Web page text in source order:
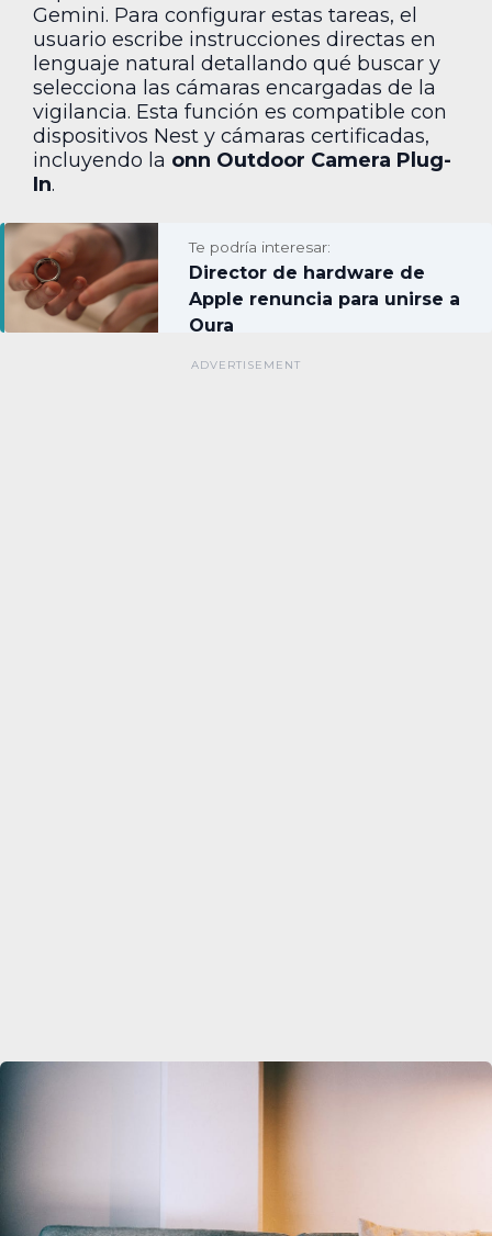
Gemini. Para configurar estas tareas, el
usuario escribe instrucciones directas en
lenguaje natural detallando qué buscar y
selecciona las cámaras encargadas de la
vigilancia. Esta función es compatible con
dispositivos Nest y cámaras certificadas,
incluyendo la onn Outdoor Camera Plug-
In.
Te podría interesar:
Director de hardware de
Apple renuncia para unirse a
Oura